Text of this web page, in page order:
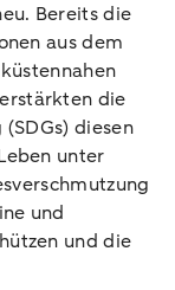
Bereits die
aus dem
die
diesen
unter
und
und die